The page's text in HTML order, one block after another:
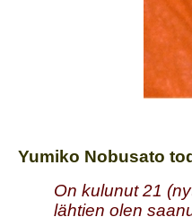
Yumiko Nobusato
On kulunut 21
lähtien olen